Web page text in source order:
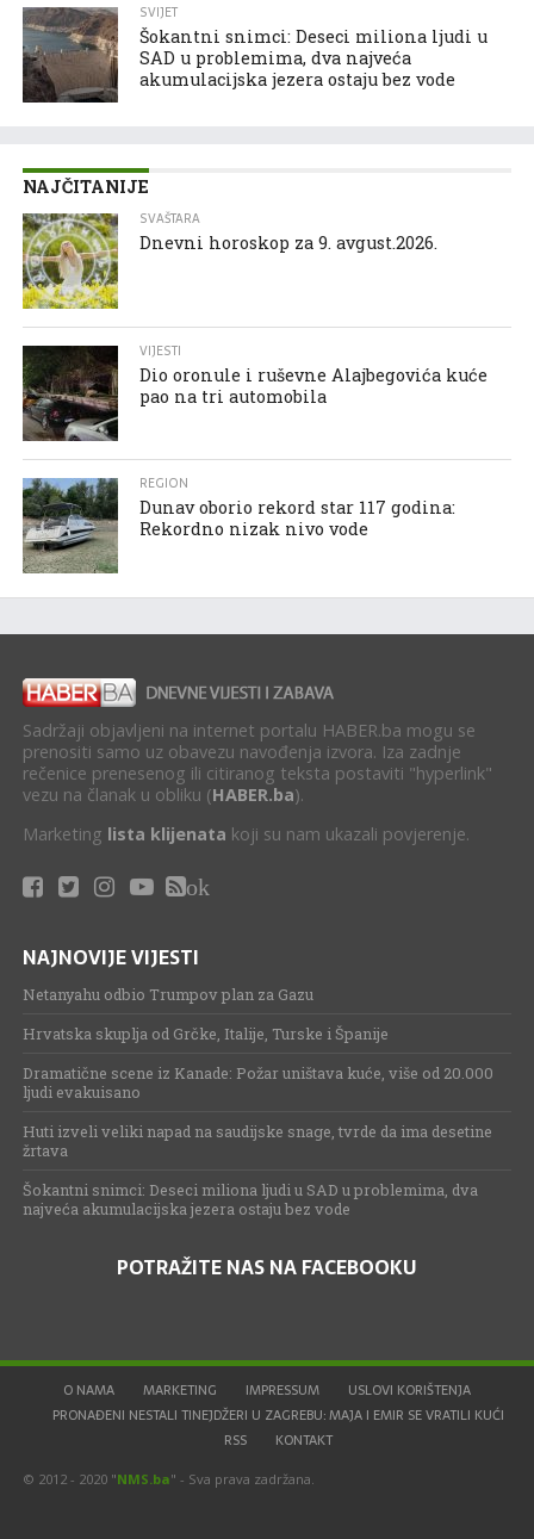
SVIJET
Šokantni snimci: Deseci miliona ljudi u
SAD u problemima, dva najveća
akumulacijska jezera ostaju bez vode
NAJČITANIJE
SVAŠTARA
Dnevni horoskop za 9. avgust.2026.
VIJESTI
Dio oronule i ruševne Alajbegovića kuće
pao na tri automobila
REGION
Dunav oborio rekord star 117 godina:
Rekordno nizak nivo vode
Sadržaji objavljeni na internet portalu HABER.ba mogu se
prenositi samo uz obavezu navođenja izvora. Iza zadnje
rečenice prenesenog ili citiranog teksta postaviti "hyperlink"
vezu na članak u obliku (HABER.ba).
Marketing lista klijenata koji su nam ukazali povjerenje.
ok
NAJNOVIJE VIJESTI
Netanyahu odbio Trumpov plan za Gazu
Hrvatska skuplja od Grčke, Italije, Turske i Španije
Dramatične scene iz Kanade: Požar uništava kuće, više od 20.000
ljudi evakuisano
Huti izveli veliki napad na saudijske snage, tvrde da ima desetine
žrtava
Šokantni snimci: Deseci miliona ljudi u SAD u problemima, dva
najveća akumulacijska jezera ostaju bez vode
POTRAŽITE NAS NA FACEBOOKU
O NAMA MARKETING IMPRESSUM
USLOVI KORIŠTENJA
PRONAĐENI NESTALI TINEJDŽERI U ZAGREBU: MAJA I EMIR SE VRATILI KUĆI
RSS
KONTAKT
© 2012 - 2020 "NMS.ba" - Sva prava zadržana.